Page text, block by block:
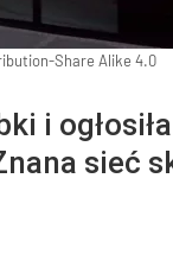
Share Alike 4.0
i
sieć